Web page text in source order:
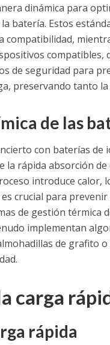
dinámica para
batería. Estos
compatibilidad,
de seguridad para
preservando tanto
de las
con baterías
la rápida absorción
introduce calor,
crucial para
de gestión térmica
implementan
de grafito
carga
rápida